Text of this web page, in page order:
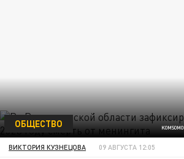
ОБЩЕСТВО
ВИКТОРИЯ КУЗНЕЦОВА 09 АВГУСТА 12:05